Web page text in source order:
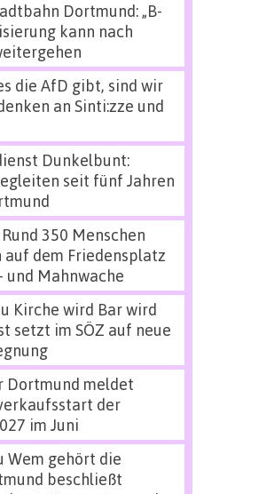
Dortmund: „B-
kann nach
die AfD gibt, sind wir
an Sinti:zze und
Dunkelbunt:
seit fünf Jahren
Rund 350 Menschen
auf dem Friedensplatz
und Mahnwache
Kirche wird Bar wird
setzt im SÖZ auf neue
Dortmund meldet
der
im Juni
Wem gehört die
beschließt